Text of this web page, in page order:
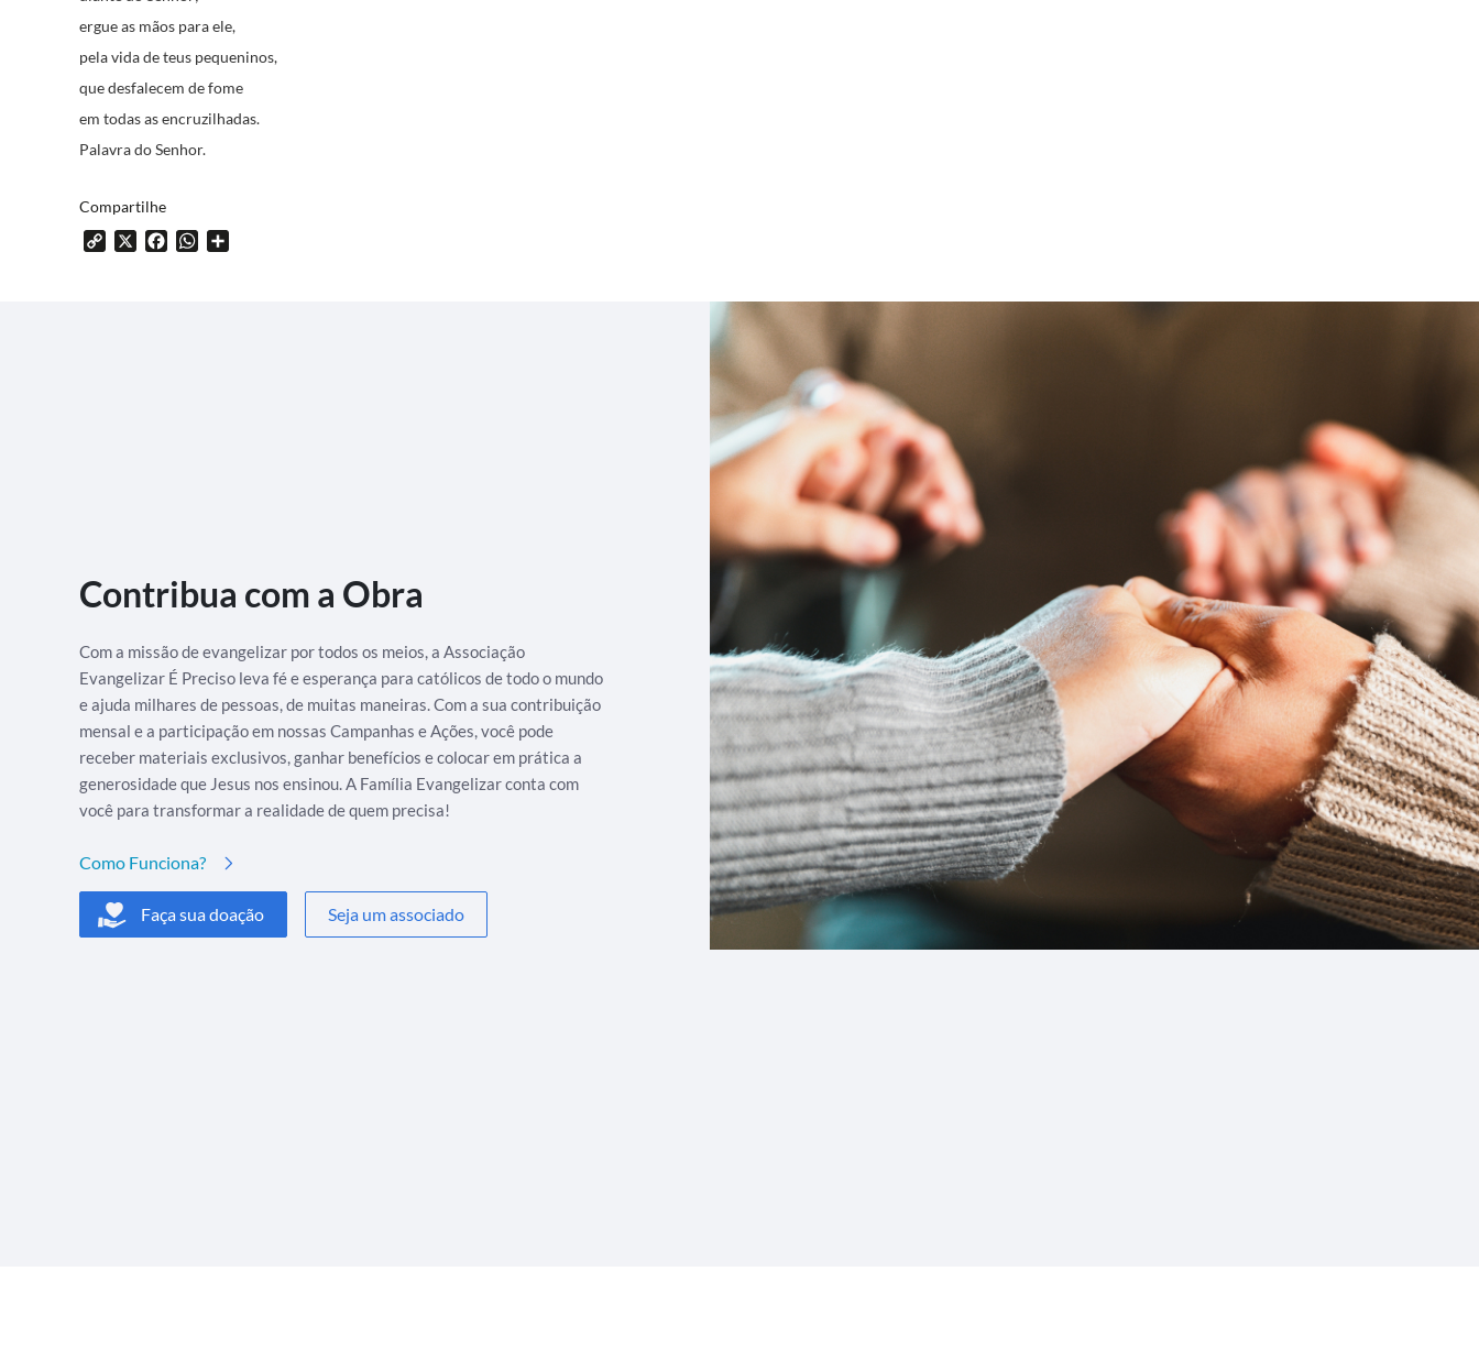
ergue as mãos para ele,
pela vida de teus pequeninos,
que desfalecem de fome
em todas as encruzilhadas.
Palavra do Senhor.
Compartilhe
Copy
FacebookWhatsApp
Contribua com a Obra
Com a missão de evangelizar por todos os meios, a Associação
Evangelizar É Preciso leva fé e esperança para católicos de todo o mundo
e ajuda milhares de pessoas, de muitas maneiras. Com a sua contribuição
mensal e a participação em nossas Campanhas e Ações, você pode
receber materiais exclusivos, ganhar benefícios e colocar em prática a
generosidade que Jesus nos ensinou. A Família Evangelizar conta com
você para transformar a realidade de quem precisa!
Como Funciona?
Faça sua doação Seja um associado